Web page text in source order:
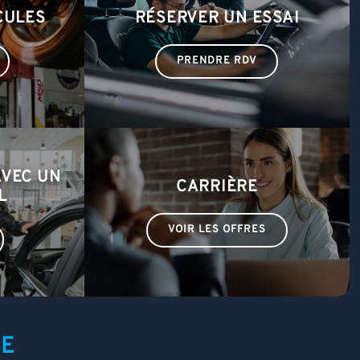
RÉSERVER UN ESSAI
PRENDRE RDV
UN
CARRIÈRE
VOIR LES OFFRES